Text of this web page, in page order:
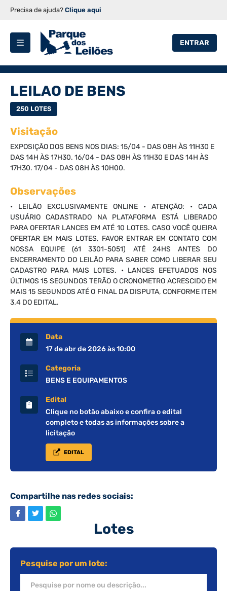
Precisa de ajuda? Clique aqui
ENTRAR
Data
17 de abr de 2026 às 10:00
Categoria
BENS E EQUIPAMENTOS
Edital
Clique no botão abaixo e confira o edital
completo e todas as informações sobre a
licitação
EDITAL
Compartilhe nas redes sociais:
LEILAO DE BENS
250 LOTES
Visitação
EXPOSIÇÃO DOS BENS NOS DIAS: 15/04 - DAS 08H ÀS 11H30 E
DAS 14H ÀS 17H30. 16/04 - DAS 08H ÀS 11H30 E DAS 14H ÀS
17H30. 17/04 - DAS 08H ÀS 10H00.
Observações
• LEILÃO EXCLUSIVAMENTE ONLINE • ATENÇÃO: • CADA
USUÁRIO CADASTRADO NA PLATAFORMA ESTÁ LIBERADO
PARA OFERTAR LANCES EM ATÉ 10 LOTES. CASO VOCÊ QUEIRA
OFERTAR EM MAIS LOTES, FAVOR ENTRAR EM CONTATO COM
NOSSA EQUIPE (61 3301-5051) ATÉ 24HS ANTES DO
ENCERRAMENTO DO LEILÃO PARA SABER COMO LIBERAR SEU
CADASTRO PARA MAIS LOTES. • LANCES EFETUADOS NOS
ÚLTIMOS 15 SEGUNDOS TERÃO O CRONOMETRO ACRESCIDO EM
MAIS 15 SEGUNDOS ATÉ O FINAL DA DISPUTA, CONFORME ITEM
3.4 DO EDITAL.
Lotes
Pesquise por um lote: